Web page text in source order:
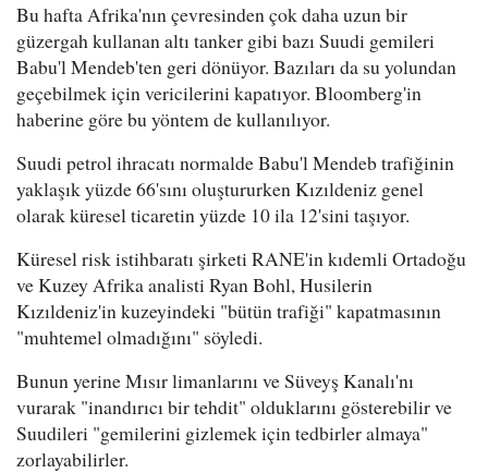
Bu hafta Afrika'nın çevresinden çok daha uzun bir
güzergah kullanan altı tanker gibi bazı Suudi gemileri
Babu'l Mendeb'ten geri dönüyor. Bazıları da su yolundan
geçebilmek için vericilerini kapatıyor. Bloomberg'in
haberine göre bu yöntem de kullanılıyor.
Suudi petrol ihracatı normalde Babu'l Mendeb trafiğinin
yaklaşık yüzde 66'sını oluştururken Kızıldeniz genel
olarak küresel ticaretin yüzde 10 ila 12'sini taşıyor.
Küresel risk istihbaratı şirketi RANE'in kıdemli Ortadoğu
ve Kuzey Afrika analisti Ryan Bohl, Husilerin
Kızıldeniz'in kuzeyindeki "bütün trafiği" kapatmasının
"muhtemel olmadığını" söyledi.
Bunun yerine Mısır limanlarını ve Süveyş Kanalı'nı
vurarak "inandırıcı bir tehdit" olduklarını gösterebilir ve
Suudileri "gemilerini gizlemek için tedbirler almaya"
zorlayabilirler.